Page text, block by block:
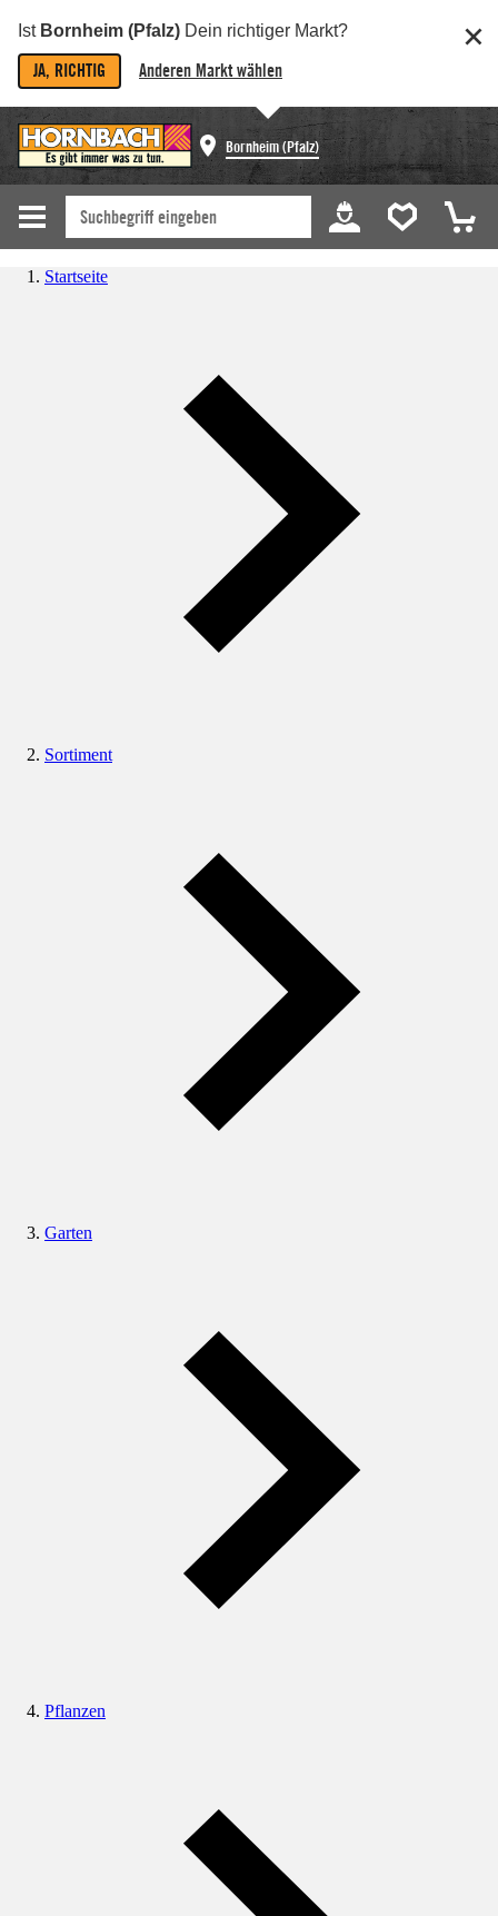
Ist Bornheim (Pfalz) Dein richtiger Markt?
JA, RICHTIG Anderen Markt wählen
Bornheim (Pfalz)
Startseite
Sortiment
Garten
Pflanzen